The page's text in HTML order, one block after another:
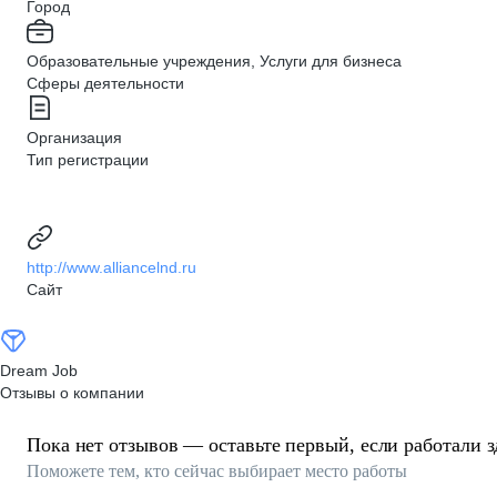
Город
Образовательные учреждения, Услуги для бизнеса
Сферы деятельности
Организация
Тип регистрации
http://www.alliancelnd.ru
Сайт
Dream Job
Отзывы о компании
Пока нет отзывов — оставьте первый, если работали
Поможете тем, кто сейчас выбирает место работы